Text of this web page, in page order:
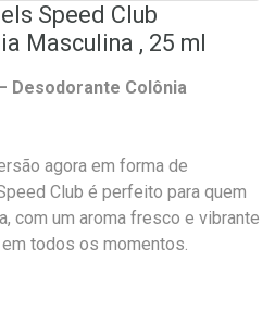
Speed Club
Masculina , 25 ml
Desodorante Colônia
agora em forma de
Club é perfeito para quem
com um aroma fresco e vibrante
todos os momentos.